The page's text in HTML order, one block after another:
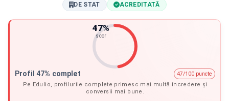
DE STAT ACREDITATĂ
47%
scor
Profil 47% complet
47/100 puncte
Pe Edulio, profilurile complete primesc mai multă încredere și
conversii mai bune.